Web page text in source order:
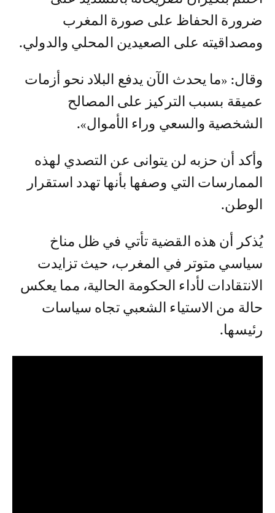
ضرورة الحفاظ على صورة المغرب
ومصداقيته على الصعيدين المحلي والدولي.
وقال: «ما يحدث الآن يدفع البلاد نحو أزمات
عميقة بسبب التركيز على المصالح
الشخصية والسعي وراء الأموال».
وأكد أن حزبه لن يتوانى عن التصدي لهذه
الممارسات التي وصفها بأنها تهدد استقرار
الوطن.
يُذكر أن هذه القضية تأتي في ظل مناخ
سياسي متوتر في المغرب، حيث تزايدت
الانتقادات لأداء الحكومة الحالية، مما يعكس
حالة من الاستياء الشعبي تجاه سياسات
رئيسها.